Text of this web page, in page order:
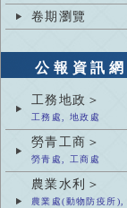
卷期瀏覽
公報資訊網
工務地政＞
工務處, 地政處
勞青工商＞
勞青處, 工商處
農業水利＞
農業處(動物防疫所),